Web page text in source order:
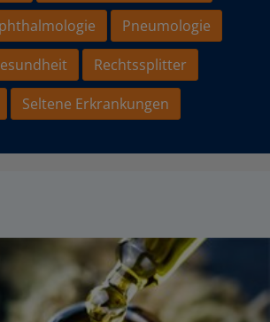
Pneumologie
Rechtssplitter
Seltene Erkrankungen